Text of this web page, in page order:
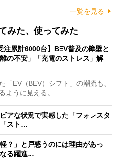
一覧を見る
みた、使ってみた
注累計6000台】BEV普及の障壁と
の不安」「充電のストレス」解
EV（BEV）シフト」の潮流も、
ように見える。…
アな状況で実感した「フォレスタ
スト…
？」と戸惑うのには理由があっ
る躍進…